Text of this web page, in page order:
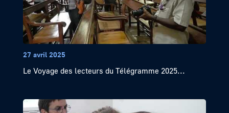
27 avril 2025
Le Voyage des lecteurs du Télégramme 2025...